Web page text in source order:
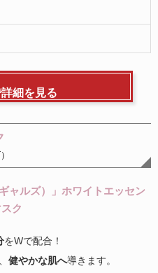
細を見る
をWで配合！
健やかな肌へ導きます。